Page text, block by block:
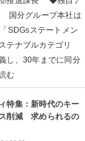
国分グループ本社は
SDGsステートメン
テナブルカテゴリ
し、30年までに同分
む
特集：新時代のキー
削減 求められるの